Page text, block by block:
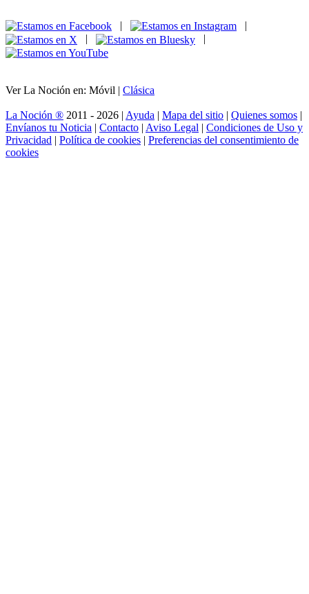
|
|
|
|
Ver La Noción en: Móvil | Clásica
La Noción ® 2011 - 2026 | Ayuda | Mapa del sitio | Quienes somos |
Envíanos tu Noticia | Contacto | Aviso Legal | Condiciones de Uso y
Privacidad | Política de cookies | Preferencias del consentimiento de
cookies